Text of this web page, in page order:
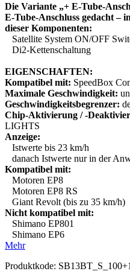
Die Variante „+ E-Tube-
E-Tube-Anschluss gedacht –
dieser Komponenten:
Satellite System ON/OFF
Di2-Kettenschaltung
EIGENSCHAFTEN:
Kompatibel mit: SpeedBox
Maximale Geschwindigkeit:
Geschwindigkeitsbegrenzer:
Chip-Aktivierung / -
LIGHTS
Anzeige:
Istwerte bis 23 km/h
danach Istwerte nur in der
Kompatibel mit:
Motoren EP8
Motoren EP8 RS
Giant Revolt (bis zu 35 km/h)
Nicht kompatibel mit:
Shimano EP801
Shimano EP6
Mehr
Produktkode: